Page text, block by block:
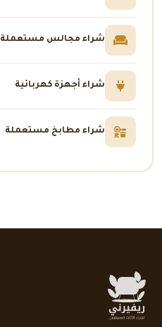
شراء مجالس مستعملة
شراء أجهزة كهربائية
شراء مطابخ مستعملة